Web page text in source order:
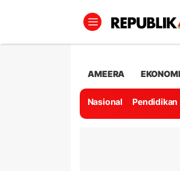
AMEERA
Nasional Pendidikan